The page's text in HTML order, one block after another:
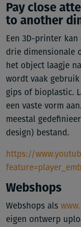
Pay close
to another
Een 3D-printer
drie dimensionale
het object laagje
wordt vaak
gips of bioplastic.
een vaste vorm
meestal
design) bestand.
https://
Webshops
Webshops als
eigen ontwerp